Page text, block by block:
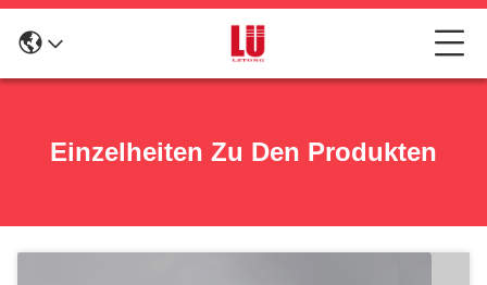
Einzelheiten Zu Den Produkten